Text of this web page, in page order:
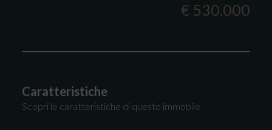
€ 530.000
Caratteristiche
Scopri le caratteristiche di questo immobile